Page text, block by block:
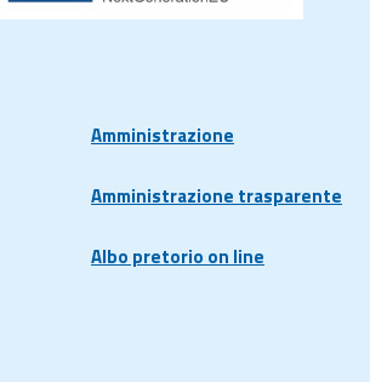
Amministrazione
Amministrazione trasparente
Albo pretorio on line